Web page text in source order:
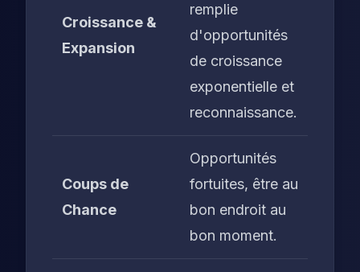
Croissance &
Expansion
remplie
d'opportunités
de croissance
exponentielle et
reconnaissance.
Coups de
Chance
Opportunités
fortuites, être au
bon endroit au
bon moment.